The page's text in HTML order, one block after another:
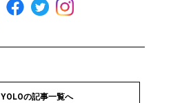
YOLOの記事一覧へ